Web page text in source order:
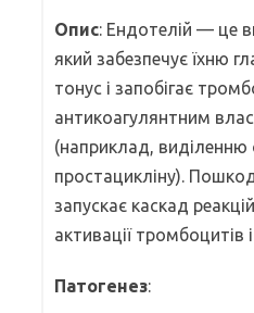
Опис: Ендотелій — це
який забезпечує їхню
тонус і запобігає
антикоагулянтним
(наприклад, виділенню
простацикліну).
запускає каскад
активації тромбоцитів
Патогенез: